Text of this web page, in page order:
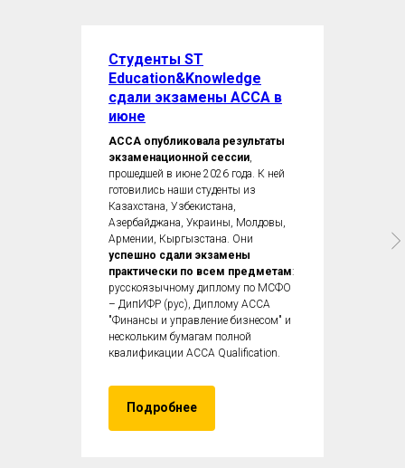
Студенты ST
Education&Knowledge
сдали экзамены ACCA в
июне
ACCA опубликовала результаты
экзаменационной сессии,
прошедшей в июне 2026 года. К ней
готовились наши студенты из
Казахстана, Узбекистана,
Азербайджана, Украины, Молдовы,
Армении, Кыргызстана. Они
успешно сдали экзамены
практически по всем предметам:
русскоязычному диплому по МСФО
– ДипИФР (рус), Диплому ACCA
"Финансы и управление бизнесом" и
нескольким бумагам полной
квалификации ACCA Qualification.
Подробнее